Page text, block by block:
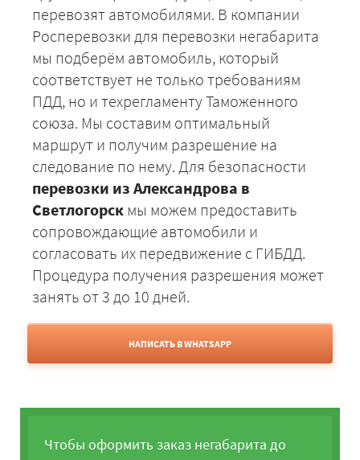
перевозят автомобилями. В компании
Росперевозки для перевозки негабарита
мы подберём автомобиль, который
соответствует не только требованиям
ПДД, но и техрегламенту Таможенного
союза. Мы составим оптимальный
маршрут и получим разрешение на
следование по нему. Для безопасности
перевозки из Александрова в
Светлогорск мы можем предоставить
сопровождающие автомобили и
согласовать их передвижение с ГИБДД.
Процедура получения разрешения может
занять от 3 до 10 дней.
НАПИСАТЬ В WHATSAPP
Чтобы оформить заказ негабарита до